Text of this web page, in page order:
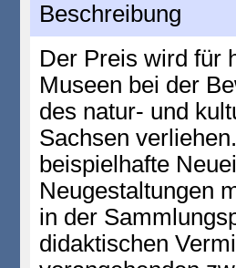
Beschreibung
Der Preis wird für
Museen bei der
des natur- und
Sachsen
beispielhafte
Neugestaltungen
in der
didaktischen